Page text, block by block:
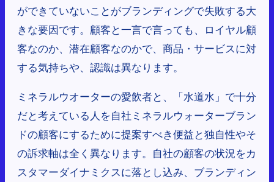
ができていないことがブランディングで失敗する大
きな要因です。顧客と一言で言っても、ロイヤル顧
客なのか、潜在顧客なのかで、商品・サービスに対
する気持ちや、認識は異なります。
ミネラルウオーターの愛飲者と、「水道水」で十分
だと考えている人を自社ミネラルウォーターブラン
ドの顧客にするために提案すべき便益と独自性やそ
の訴求軸は全く異なります。自社の顧客の状況をカ
スタマーダイナミクスに落とし込み、ブランディン